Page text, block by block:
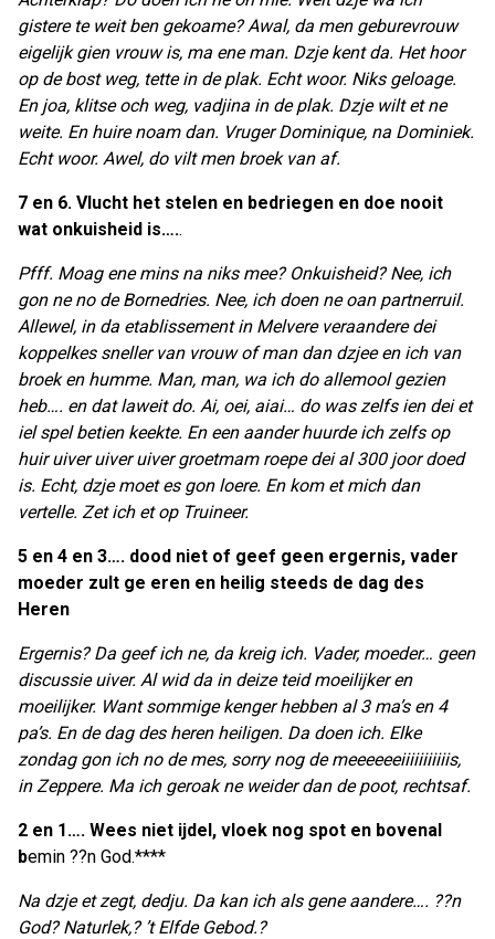
gistere te weit ben gekoame? Awal, da men geburevrouw
eigelijk gien vrouw is, ma ene man. Dzje kent da. Het hoor
op de bost weg, tette in de plak. Echt woor. Niks geloage.
En joa, klitse och weg, vadjina in de plak. Dzje wilt et ne
weite. En huire noam dan. Vruger Dominique, na Dominiek.
Echt woor. Awel, do vilt men broek van af.
7 en 6. Vlucht het stelen en bedriegen en doe nooit
wat onkuisheid is…..
Pfff. Moag ene mins na niks mee? Onkuisheid? Nee, ich
gon ne no de Bornedries. Nee, ich doen ne oan partnerruil.
Allewel, in da etablissement in Melvere veraandere dei
koppelkes sneller van vrouw of man dan dzjee en ich van
broek en humme. Man, man, wa ich do allemool gezien
heb…. en dat laweit do. Ai, oei, aiai… do was zelfs ien dei et
iel spel betien keekte. En een aander huurde ich zelfs op
huir uiver uiver uiver groetmam roepe dei al 300 joor doed
is. Echt, dzje moet es gon loere. En kom et mich dan
vertelle. Zet ich et op Truineer.
5 en 4 en 3…. dood niet of geef geen ergernis, vader
moeder zult ge eren en heilig steeds de dag des
Heren
Ergernis? Da geef ich ne, da kreig ich. Vader, moeder… geen
discussie uiver. Al wid da in deize teid moeilijker en
moeilijker. Want sommige kenger hebben al 3 ma’s en 4
pa’s. En de dag des heren heiligen. Da doen ich. Elke
zondag gon ich no de mes, sorry nog de meeeeeeiiiiiiiiiiis,
in Zeppere. Ma ich geroak ne weider dan de poot, rechtsaf.
2 en 1…. Wees niet ijdel, vloek nog spot en bovenal
bemin ??n God.****
Na dzje et zegt, dedju. Da kan ich als gene aandere…. ??n
God? Naturlek,? ’t Elfde Gebod.?